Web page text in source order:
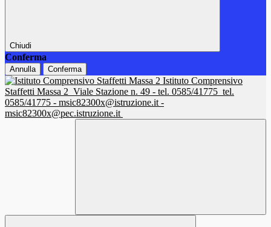
Chiudi
Conferma
Annulla Conferma
Istituto Comprensivo
Staffetti Massa 2 Viale Stazione n. 49 - tel. 0585/41775 tel.
0585/41775 - msic82300x@istruzione.it -
msic82300x@pec.istruzione.it